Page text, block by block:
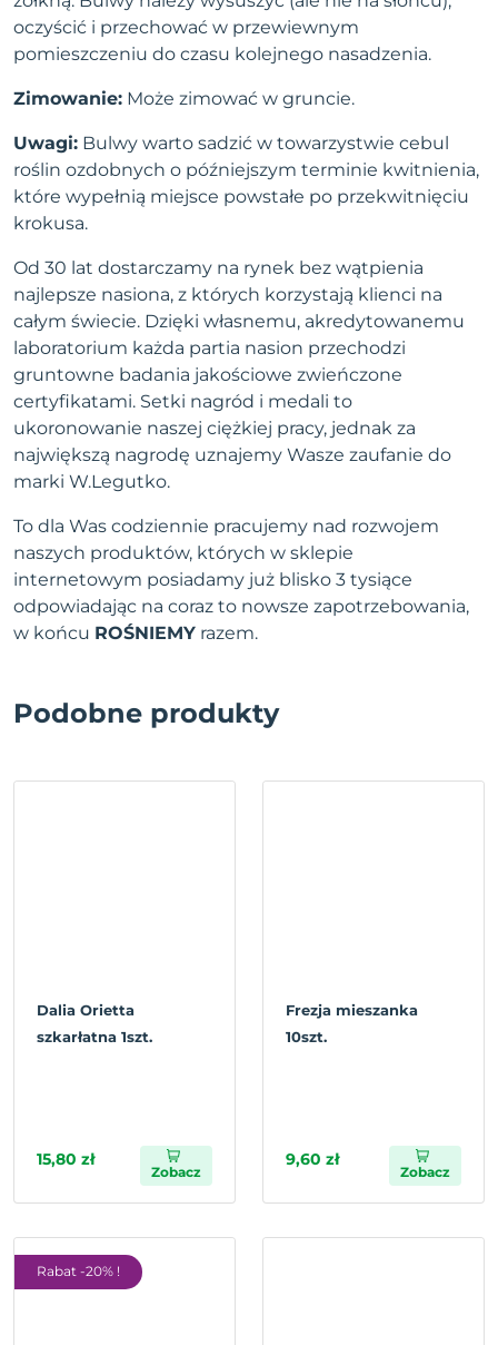
oczyścić i przechować w przewiewnym
pomieszczeniu do czasu kolejnego nasadzenia.
Zimowanie: Może zimować w gruncie.
Uwagi: Bulwy warto sadzić w towarzystwie cebul
roślin ozdobnych o późniejszym terminie kwitnienia,
które wypełnią miejsce powstałe po przekwitnięciu
krokusa.
Od 30 lat dostarczamy na rynek bez wątpienia
najlepsze nasiona, z których korzystają klienci na
całym świecie. Dzięki własnemu, akredytowanemu
laboratorium każda partia nasion przechodzi
gruntowne badania jakościowe zwieńczone
certyfikatami. Setki nagród i medali to
ukoronowanie naszej ciężkiej pracy, jednak za
największą nagrodę uznajemy Wasze zaufanie do
marki W.Legutko.
To dla Was codziennie pracujemy nad rozwojem
naszych produktów, których w sklepie
internetowym posiadamy już blisko 3 tysiące
odpowiadając na coraz to nowsze zapotrzebowania,
w końcu ROŚNIEMY razem.
Podobne produkty
Dalia Orietta
szkarłatna 1szt.
15,80 zł
Zobacz
Frezja mieszanka
10szt.
9,60 zł
Zobacz
Rabat -20% !